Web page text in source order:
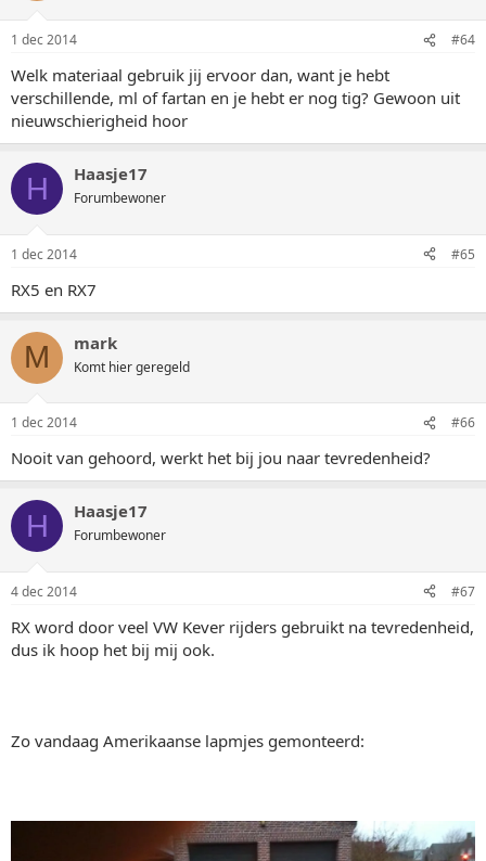
1 dec 2014 #64
Welk materiaal gebruik jij ervoor dan, want je hebt
verschillende, ml of fartan en je hebt er nog tig? Gewoon uit
nieuwschierigheid hoor
H Haasje17
Forumbewoner
1 dec 2014 #65
RX5 en RX7
M mark
Komt hier geregeld
1 dec 2014 #66
Nooit van gehoord, werkt het bij jou naar tevredenheid?
H Haasje17
Forumbewoner
4 dec 2014 #67
RX word door veel VW Kever rijders gebruikt na tevredenheid,
dus ik hoop het bij mij ook.
Zo vandaag Amerikaanse lapmjes gemonteerd: